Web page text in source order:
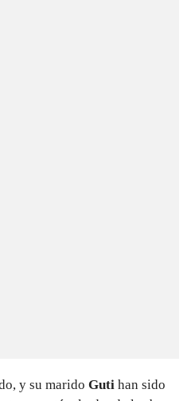
y su marido Guti han sido